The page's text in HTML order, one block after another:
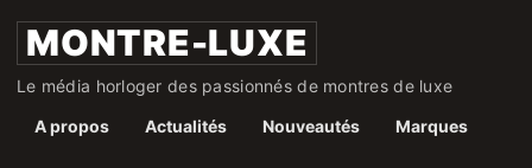
MONTRE-LUXE
Le média horloger des passionnés de montres de luxe
A propos
Actualités Nouveautés Marques